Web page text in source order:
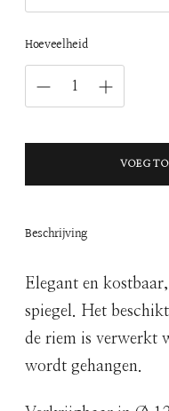
Hoeveelheid
VOEG
Beschrijving
Elegant en
spiegel. Het
de riem is verwerkt
wordt gehangen.